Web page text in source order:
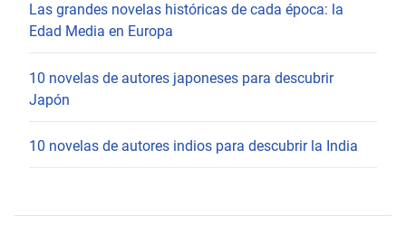
Las grandes novelas históricas de cada época: la
Edad Media en Europa
10 novelas de autores japoneses para descubrir
Japón
10 novelas de autores indios para descubrir la India